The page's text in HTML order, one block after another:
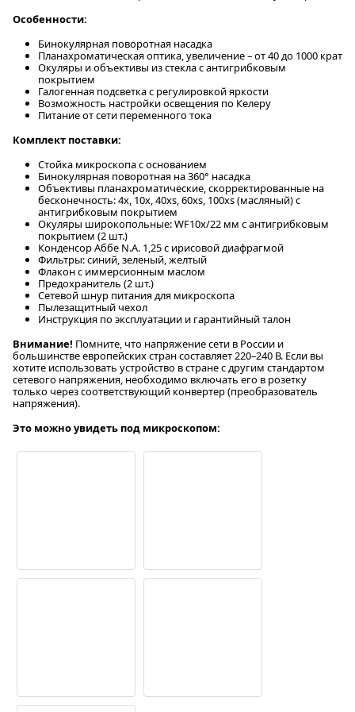
Особенности:
Бинокулярная поворотная насадка
Планахроматическая оптика, увеличение – от 40 до 1000 крат
Окуляры и объективы из стекла с антигрибковым
покрытием
Галогенная подсветка с регулировкой яркости
Возможность настройки освещения по Келеру
Питание от сети переменного тока
Комплект поставки:
Стойка микроскопа с основанием
Бинокулярная поворотная на 360° насадка
Объективы планахроматические, скорректированные на
бесконечность: 4x, 10x, 40xs, 60xs, 100xs (масляный) с
антигрибковым покрытием
Окуляры широкопольные: WF10x/22 мм с антигрибковым
покрытием (2 шт.)
Конденсор Аббе N.A. 1,25 с ирисовой диафрагмой
Фильтры: синий, зеленый, желтый
Флакон с иммерсионным маслом
Предохранитель (2 шт.)
Сетевой шнур питания для микроскопа
Пылезащитный чехол
Инструкция по эксплуатации и гарантийный талон
Внимание! Помните, что напряжение сети в России и
большинстве европейских стран составляет 220–240 В. Если вы
хотите использовать устройство в стране с другим стандартом
сетевого напряжения, необходимо включать его в розетку
только через соответствующий конвертер (преобразователь
напряжения).
Это можно увидеть под микроскопом: